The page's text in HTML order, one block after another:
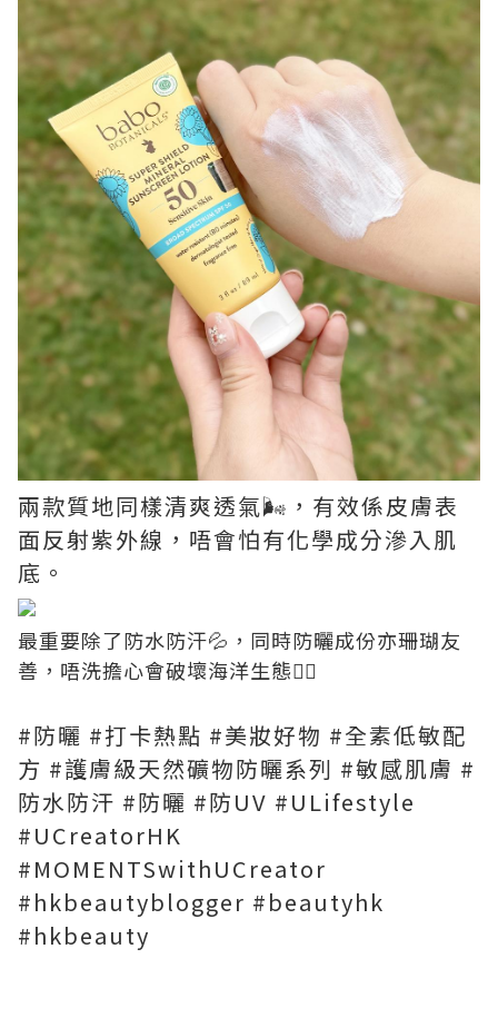
兩款質地同樣清爽透氣🌬️，有效係皮膚表
面反射紫外線，唔會怕有化學成分滲入肌
底。
最重要除了防水防汗💦，同時防曬成份亦珊瑚友
善，唔洗擔心會破壞海洋生態👍🏻
#防曬 #打卡熱點 #美妝好物 #全素低敏配
方 #護膚級天然礦物防曬系列 #敏感肌膚 #
防水防汗 #防曬 #防UV #ULifestyle
#UCreatorHK
#MOMENTSwithUCreator
#hkbeautyblogger #beautyhk
#hkbeauty